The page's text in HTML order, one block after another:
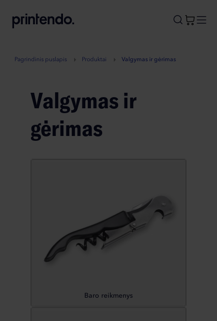
A
Pagrindinis puslapis Produktai Valgymas ir gėrimas
Valgymas ir
gėrimas
Baro reikmenys